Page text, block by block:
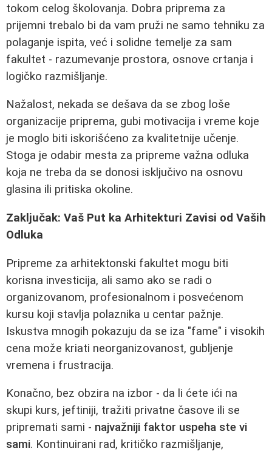
tokom celog školovanja. Dobra priprema za
prijemni trebalo bi da vam pruži ne samo tehniku za
polaganje ispita, već i solidne temelje za sam
fakultet - razumevanje prostora, osnove crtanja i
logičko razmišljanje.
Nažalost, nekada se dešava da se zbog loše
organizacije priprema, gubi motivacija i vreme koje
je moglo biti iskorišćeno za kvalitetnije učenje.
Stoga je odabir mesta za pripreme važna odluka
koja ne treba da se donosi isključivo na osnovu
glasina ili pritiska okoline.
Zaključak: Vaš Put ka Arhitekturi Zavisi od Vaših
Odluka
Pripreme za arhitektonski fakultet mogu biti
korisna investicija, ali samo ako se radi o
organizovanom, profesionalnom i posvećenom
kursu koji stavlja polaznika u centar pažnje.
Iskustva mnogih pokazuju da se iza "fame" i visokih
cena može kriati neorganizovanost, gubljenje
vremena i frustracija.
Konačno, bez obzira na izbor - da li ćete ići na
skupi kurs, jeftiniji, tražiti privatne časove ili se
pripremati sami - najvažniji faktor uspeha ste vi
sami. Kontinuirani rad, kritičko razmišljanje,